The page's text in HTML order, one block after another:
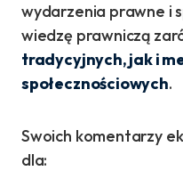
wydarzenia prawne i
wiedzę prawniczą
tradycyjnych, jak i
społecznościowych.
Swoich komentarzy
dla: